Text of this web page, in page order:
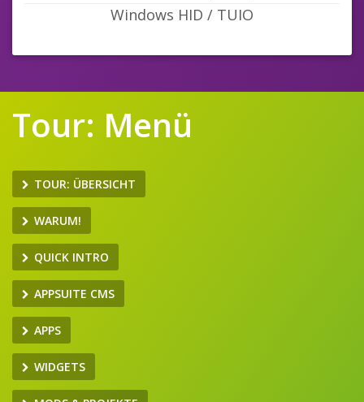
Windows HID / TUIO
Tour: Menü
TOUR: ÜBERSICHT
WARUM!
QUICK INTRO
APPSUITE CMS
APPS
WIDGETS